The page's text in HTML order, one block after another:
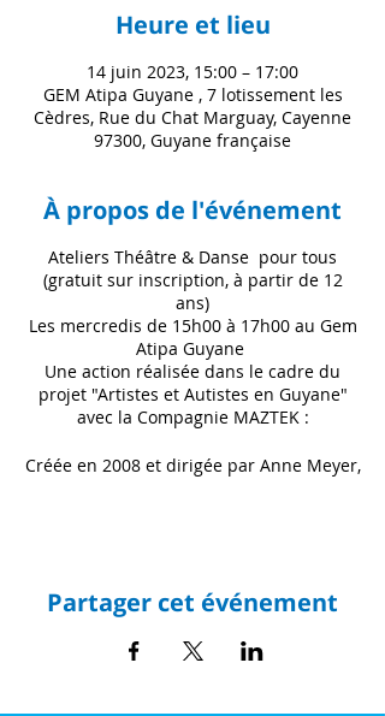
Heure et lieu
14 juin 2023, 15:00 – 17:00
GEM Atipa Guyane , 7 lotissement les
Cèdres, Rue du Chat Marguay, Cayenne
97300, Guyane française
À propos de l'événement
Ateliers Théâtre & Danse pour tous
(gratuit sur inscription, à partir de 12
ans)
Les mercredis de 15h00 à 17h00 au Gem
Atipa Guyane
Une action réalisée dans le cadre du
projet "Artistes et Autistes en Guyane"
avec la Compagnie MAZTEK :
Créée en 2008 et dirigée par Anne Meyer,
ou sociologues. La compagnie crée des
spectacles, des performances et des
vidéodanses en résonance avec des lieux,
Partager cet événement